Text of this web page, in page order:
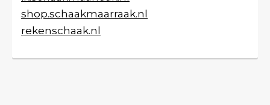
shop.schaakmaarraak.nl
rekenschaak.nl